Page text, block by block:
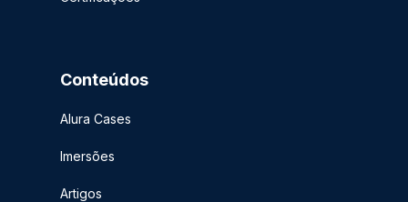
Conteúdos
Alura Cases
Imersões
Artigos